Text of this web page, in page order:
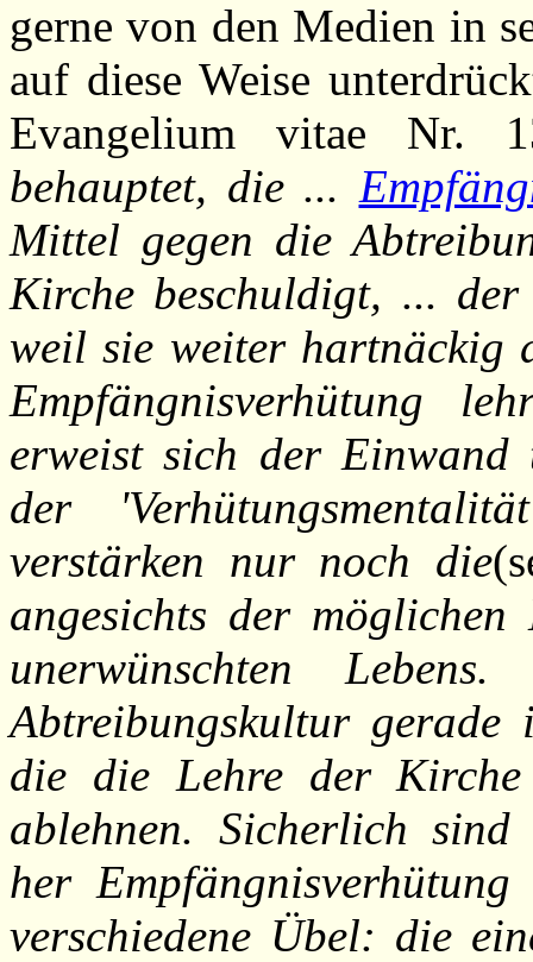
gerne von den Medien in
auf diese Weise
Evangelium vitae Nr.
behauptet, die ...
Mittel gegen die
Kirche beschuldigt, ...
weil sie weiter hartnäckig
Empfängnisverhütung
erweist sich der
der
verstärken nur noch die
angesichts der möglichen
unerwünschten
Abtreibungskultur gerade
die die Lehre der Kirche
ablehnen. Sicherlich sind
her
verschiedene Übel: die